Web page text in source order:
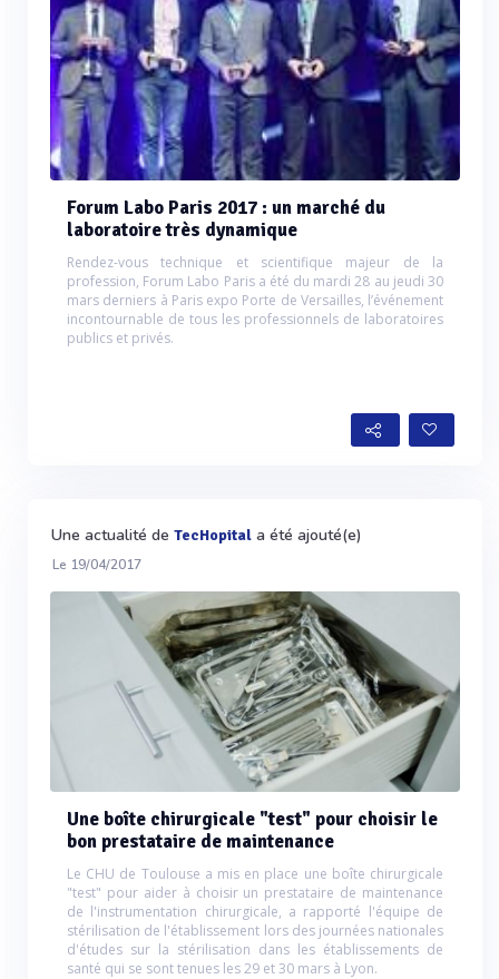
Forum Labo Paris 2017 : un marché du
laboratoire très dynamique
Rendez-vous technique et scientifique majeur de la
profession, Forum Labo Paris a été du mardi 28 au jeudi 30
mars derniers à Paris expo Porte de Versailles, l’événement
incontournable de tous les professionnels de laboratoires
publics et privés.
Une actualité de TecHopital a été ajouté(e)
Le 19/04/2017
Une boîte chirurgicale "test" pour choisir le
bon prestataire de maintenance
Le CHU de Toulouse a mis en place une boîte chirurgicale
"test" pour aider à choisir un prestataire de maintenance
de l'instrumentation chirurgicale, a rapporté l'équipe de
stérilisation de l'établissement lors des journées nationales
d'études sur la stérilisation dans les établissements de
santé qui se sont tenues les 29 et 30 mars à Lyon.